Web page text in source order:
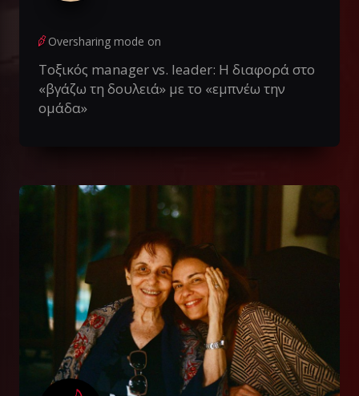
Oversharing mode on
Τοξικός manager vs. leader: Η διαφορά στο
«βγάζω τη δουλειά» με το «εμπνέω την
ομάδα»